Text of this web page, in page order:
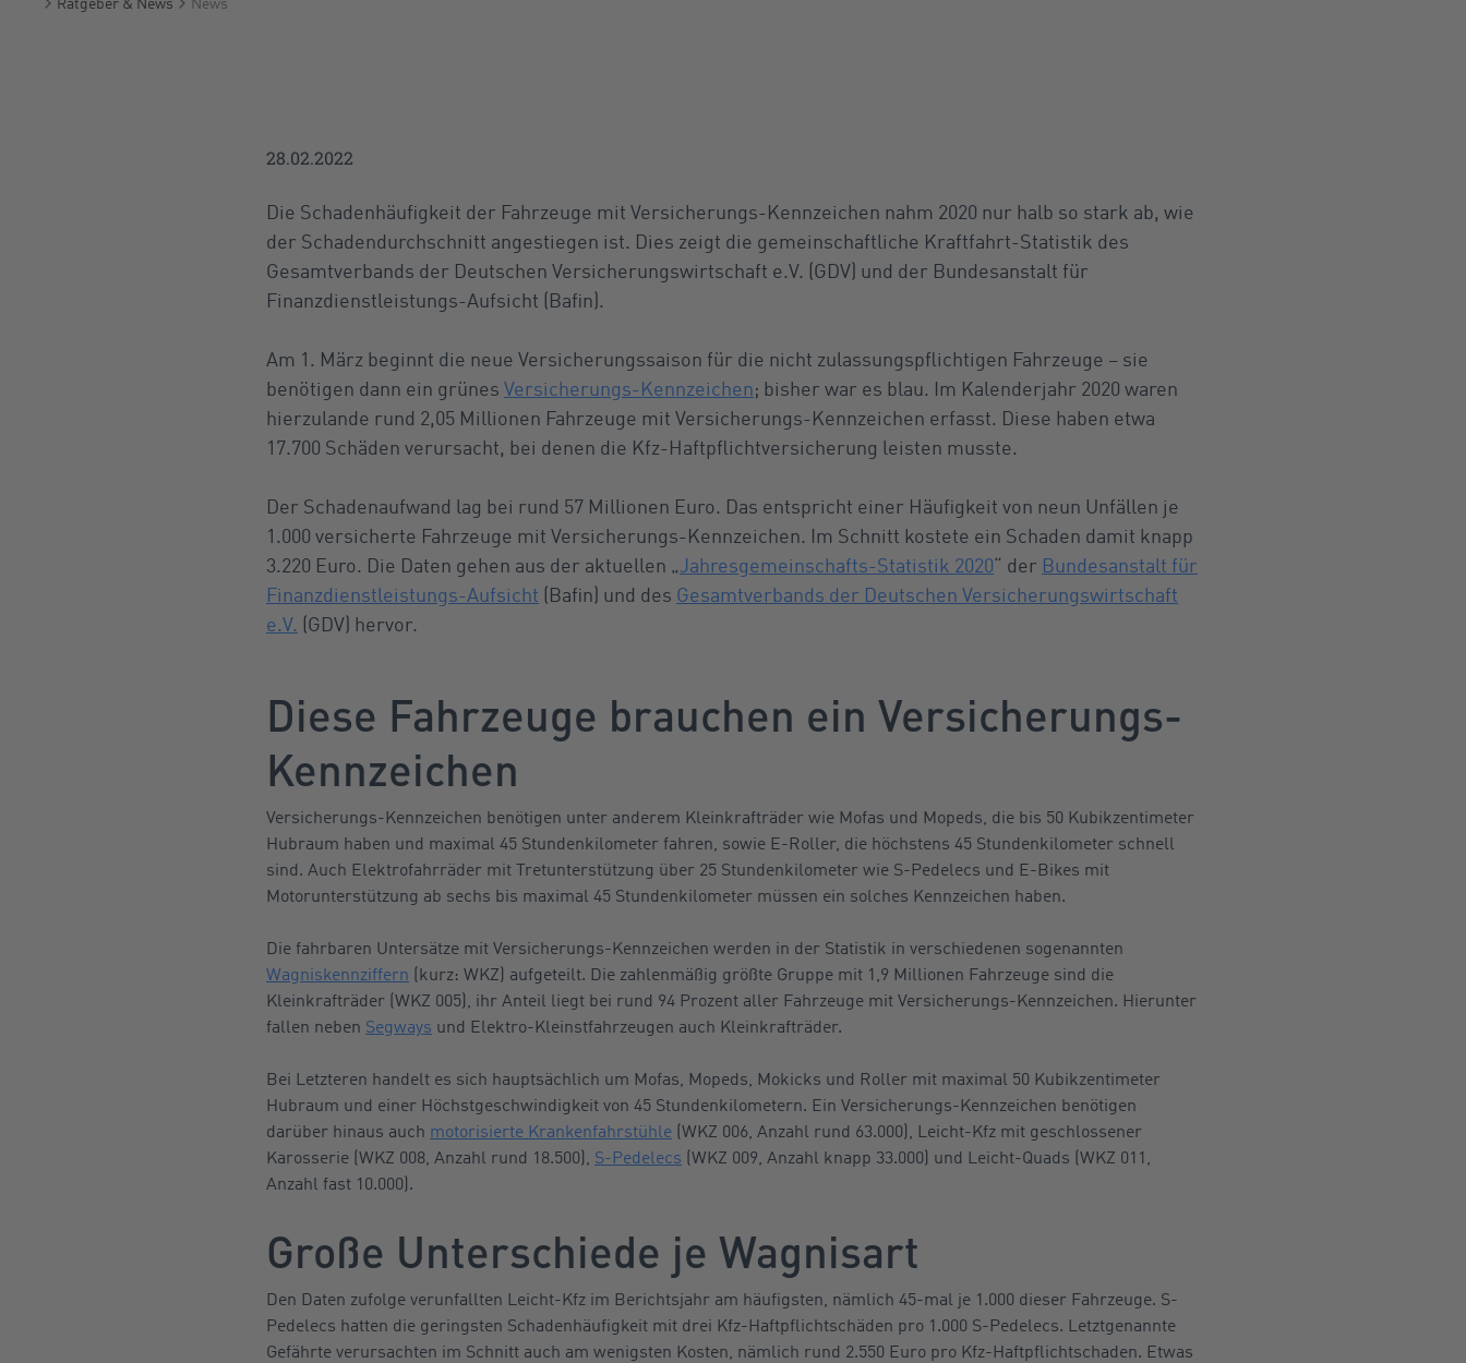
28.02.2022
Die Schadenhäufigkeit der Fahrzeuge mit Versicherungs-Kennzeichen nahm 2020 nur halb so stark ab, wie
der Schadendurchschnitt angestiegen ist. Dies zeigt die gemeinschaftliche Kraftfahrt-Statistik des
Gesamtverbands der Deutschen Versicherungswirtschaft e.V. (GDV) und der Bundesanstalt für
Finanzdienstleistungs-Aufsicht (Bafin).
Am 1. März beginnt die neue Versicherungssaison für die nicht zulassungspflichtigen Fahrzeuge – sie
benötigen dann ein grünes Versicherungs-Kennzeichen; bisher war es blau. Im Kalenderjahr 2020 waren
hierzulande rund 2,05 Millionen Fahrzeuge mit Versicherungs-Kennzeichen erfasst. Diese haben etwa
17.700 Schäden verursacht, bei denen die Kfz-Haftpflichtversicherung leisten musste.
Der Schadenaufwand lag bei rund 57 Millionen Euro. Das entspricht einer Häufigkeit von neun Unfällen je
1.000 versicherte Fahrzeuge mit Versicherungs-Kennzeichen. Im Schnitt kostete ein Schaden damit knapp
3.220 Euro. Die Daten gehen aus der aktuellen „Jahresgemeinschafts-Statistik 2020“ der Bundesanstalt für
Finanzdienstleistungs-Aufsicht (Bafin) und des Gesamtverbands der Deutschen Versicherungswirtschaft
e.V. (GDV) hervor.
Diese Fahrzeuge brauchen ein Versicherungs-
Kennzeichen
Versicherungs-Kennzeichen benötigen unter anderem Kleinkrafträder wie Mofas und Mopeds, die bis 50 Kubikzentimeter
Hubraum haben und maximal 45 Stundenkilometer fahren, sowie E-Roller, die höchstens 45 Stundenkilometer schnell
sind. Auch Elektrofahrräder mit Tretunterstützung über 25 Stundenkilometer wie S-Pedelecs und E-Bikes mit
Motorunterstützung ab sechs bis maximal 45 Stundenkilometer müssen ein solches Kennzeichen haben.
Die fahrbaren Untersätze mit Versicherungs-Kennzeichen werden in der Statistik in verschiedenen sogenannten
Wagniskennziffern (kurz: WKZ) aufgeteilt. Die zahlenmäßig größte Gruppe mit 1,9 Millionen Fahrzeuge sind die
Kleinkrafträder (WKZ 005), ihr Anteil liegt bei rund 94 Prozent aller Fahrzeuge mit Versicherungs-Kennzeichen. Hierunter
fallen neben Segways und Elektro-Kleinstfahrzeugen auch Kleinkrafträder.
Bei Letzteren handelt es sich hauptsächlich um Mofas, Mopeds, Mokicks und Roller mit maximal 50 Kubikzentimeter
Hubraum und einer Höchstgeschwindigkeit von 45 Stundenkilometern. Ein Versicherungs-Kennzeichen benötigen
darüber hinaus auch motorisierte Krankenfahrstühle (WKZ 006, Anzahl rund 63.000), Leicht-Kfz mit geschlossener
Karosserie (WKZ 008, Anzahl rund 18.500), S-Pedelecs (WKZ 009, Anzahl knapp 33.000) und Leicht-Quads (WKZ 011,
Anzahl fast 10.000).
Große Unterschiede je Wagnisart
Den Daten zufolge verunfallten Leicht-Kfz im Berichtsjahr am häufigsten, nämlich 45-mal je 1.000 dieser Fahrzeuge. S-
Pedelecs hatten die geringsten Schadenhäufigkeit mit drei Kfz-Haftpflichtschäden pro 1.000 S-Pedelecs. Letztgenannte
Gefährte verursachten im Schnitt auch am wenigsten Kosten, nämlich rund 2.550 Euro pro Kfz-Haftpflichtschaden. Etwas